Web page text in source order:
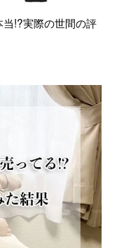
!?実際の世間の評